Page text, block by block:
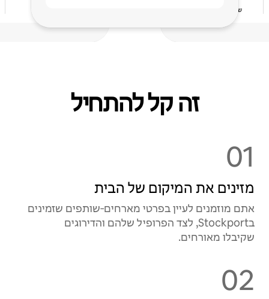
שנות ניסיון באירוח
זה קל להתחיל
01
מזינים את המיקום של הבית
אתם מוזמנים לעיין בפרטי מארחים‑שותפים שזמינים
בStockport, לצד הפרופיל שלהם והדירוגים
שקיבלו מאורחים.
02